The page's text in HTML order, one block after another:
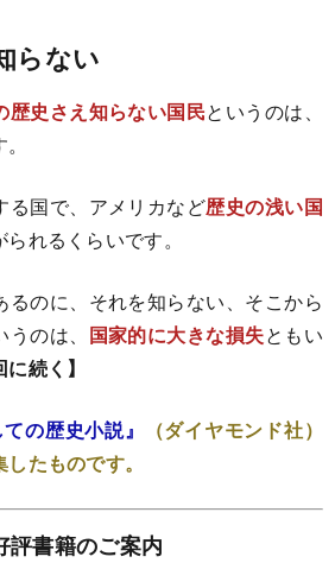
らない
歴史さえ知らない国民というのは、
る国で、アメリカなど歴史の浅い国
れるくらいです。
るのに、それを知らない、そこから
のは、 国家的に大きな損失ともい
に続く】
ての歴史小説』
（ダイヤモンド社）
たものです。
評書籍のご案内